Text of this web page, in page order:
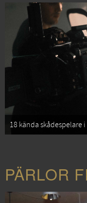
18 kända skådespelare
PÄRLOR